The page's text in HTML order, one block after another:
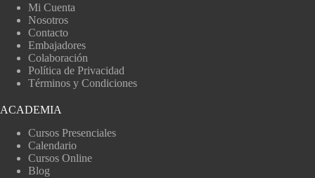
Mi Cuenta
Nosotros
Contacto
Embajadores
Colaboración
Política de Privacidad
Términos y Condiciones
ACADEMIA
Cursos Presenciales
Calendario
Cursos Online
Blog